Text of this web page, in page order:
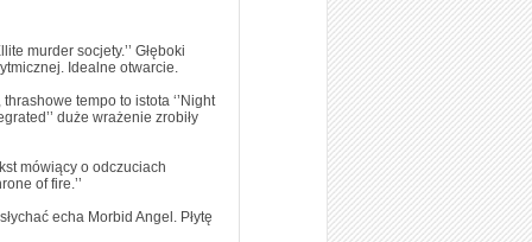
murder socjety.’’ Głęboki
Idealne otwarcie.
tempo to istota ‘’Night
duże wrażenie zrobiły
mówiący o odczuciach
of fire.’’
echa Morbid Angel. Płytę